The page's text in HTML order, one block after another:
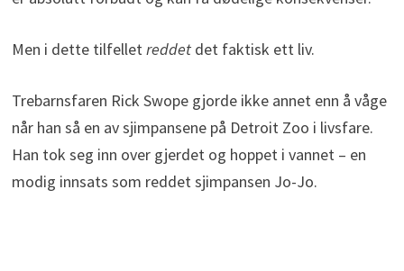
Men i dette tilfelletreddetdet faktisk ett liv.
Trebarnsfaren Rick Swope gjorde ikke annet enn å våge
når han så en av sjimpansene på Detroit Zoo i livsfare.
Han tok seg inn over gjerdet og hoppet i vannet – en
modig innsats som reddet sjimpansen Jo-Jo.